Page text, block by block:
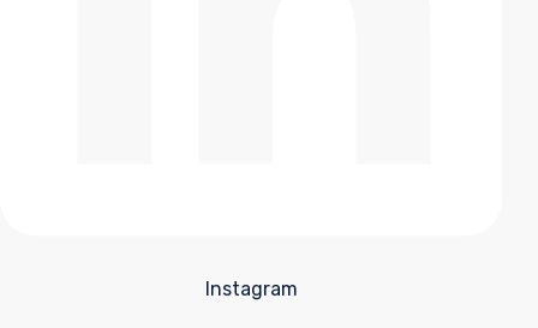
Instagram